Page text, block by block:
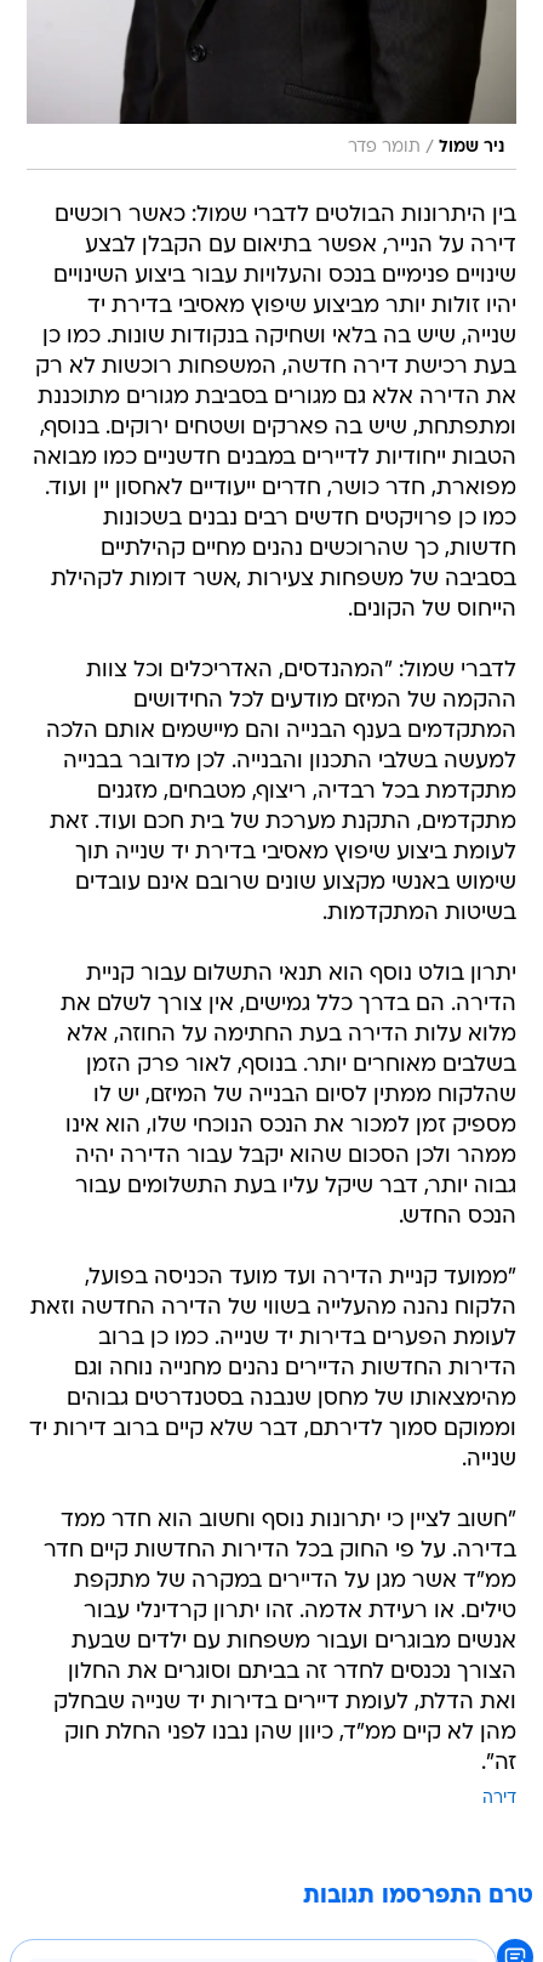
ניר שמול / תומר פדר
בין היתרונות הבולטים לדברי שמול: כאשר רוכשים
דירה על הנייר, אפשר בתיאום עם הקבלן לבצע
שינויים פנימיים בנכס והעלויות עבור ביצוע השינויים
יהיו זולות יותר מביצוע שיפוץ מאסיבי בדירת יד
שנייה, שיש בה בלאי ושחיקה בנקודות שונות. כמו כן
בעת רכישת דירה חדשה, המשפחות רוכשות לא רק
את הדירה אלא גם מגורים בסביבת מגורים מתוכננת
ומתפתחת, שיש בה פארקים ושטחים ירוקים. בנוסף,
הטבות ייחודיות לדיירים במבנים חדשניים כמו מבואה
מפוארת, חדר כושר, חדרים ייעודיים לאחסון יין ועוד.
כמו כן פרויקטים חדשים רבים נבנים בשכונות
חדשות, כך שהרוכשים נהנים מחיים קהילתיים
בסביבה של משפחות צעירות ,אשר דומות לקהילת
הייחוס של הקונים.
לדברי שמול: "המהנדסים, האדריכלים וכל צוות
ההקמה של המיזם מודעים לכל החידושים
המתקדמים בענף הבנייה והם מיישמים אותם הלכה
למעשה בשלבי התכנון והבנייה. לכן מדובר בבנייה
מתקדמת בכל רבדיה, ריצוף, מטבחים, מזגנים
מתקדמים, התקנת מערכת של בית חכם ועוד. זאת
לעומת ביצוע שיפוץ מאסיבי בדירת יד שנייה תוך
שימוש באנשי מקצוע שונים שרובם אינם עובדים
בשיטות המתקדמות.
יתרון בולט נוסף הוא תנאי התשלום עבור קניית
הדירה. הם בדרך כלל גמישים, אין צורך לשלם את
מלוא עלות הדירה בעת החתימה על החוזה, אלא
בשלבים מאוחרים יותר. בנוסף, לאור פרק הזמן
שהלקוח ממתין לסיום הבנייה של המיזם, יש לו
מספיק זמן למכור את הנכס הנוכחי שלו, הוא אינו
ממהר ולכן הסכום שהוא יקבל עבור הדירה יהיה
גבוה יותר, דבר שיקל עליו בעת התשלומים עבור
הנכס החדש.
"ממועד קניית הדירה ועד מועד הכניסה בפועל,
הלקוח נהנה מהעלייה בשווי של הדירה החדשה וזאת
לעומת הפערים בדירות יד שנייה. כמו כן ברוב
הדירות החדשות הדיירים נהנים מחנייה נוחה וגם
מהימצאותו של מחסן שנבנה בסטנדרטים גבוהים
וממוקם סמוך לדירתם, דבר שלא קיים ברוב דירות יד
שנייה.
"חשוב לציין כי יתרונות נוסף וחשוב הוא חדר ממד
בדירה. על פי החוק בכל הדירות החדשות קיים חדר
ממ"ד אשר מגן על הדיירים במקרה של מתקפת
טילים. או רעידת אדמה. זהו יתרון קרדינלי עבור
אנשים מבוגרים ועבור משפחות עם ילדים שבעת
הצורך נכנסים לחדר זה בביתם וסוגרים את החלון
ואת הדלת, לעומת דיירים בדירות יד שנייה שבחלק
מהן לא קיים ממ"ד, כיוון שהן נבנו לפני החלת חוק
זה".
דירה
טרם התפרסמו תגובות